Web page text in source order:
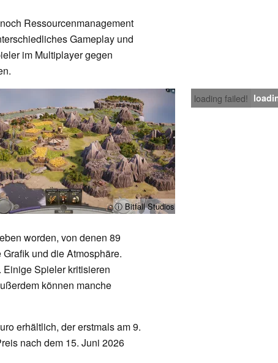
Ressourcenmanagement
Gameplay und
im Multiplayer gegen
loading failed!
ⓘ Bitfall Studios
worden, von denen 89
und die Atmosphäre.
Einige Spieler kritisieren
können manche
erhältlich, der erstmals am 9.
nach dem 15. Juni 2026